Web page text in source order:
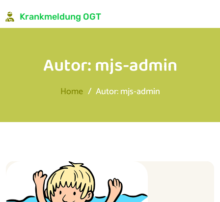
Krankmeldung OGT
Autor:mjs-admin
Home Autor: mjs-admin